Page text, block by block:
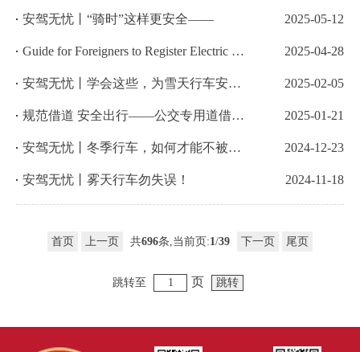
2025-05-12
安驾无忧丨“骑时”这样更安全——
2025-04-28
Guide for Foreigners to Register Electric Bicycles in Beijing
2025-02-05
安驾无忧丨学会这些，为雪天行车安全保驾护航！
2025-01-21
规范借道 安全出行——公交专用道借道区使用提示
2024-12-23
安驾无忧丨冬季行车，如何才能不被阳光晃“瞎眼”？
2024-11-18
安驾无忧丨雾天行车勿失误！
首页 上一页 共696条,当前页:1 /39 下一页 尾页
跳转至 页